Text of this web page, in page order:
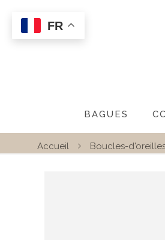
BAGUES
Accueil Boucles-
FR